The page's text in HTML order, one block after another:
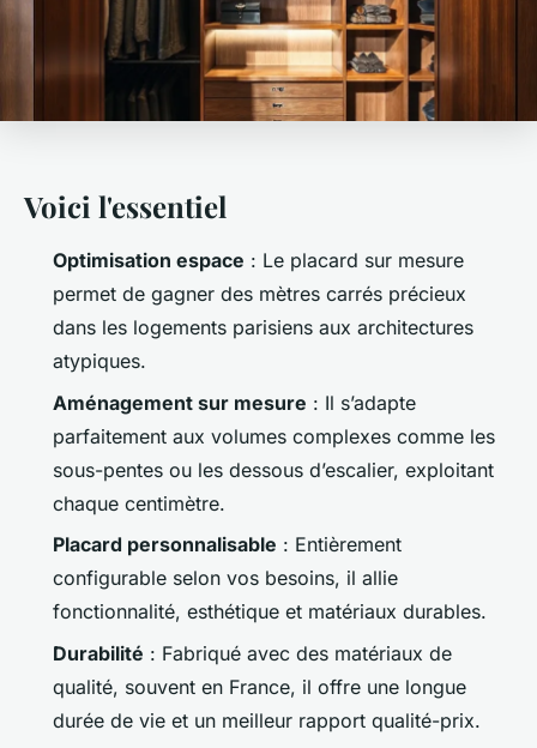
Voici l'essentiel
Optimisation espace : Le placard sur mesure
permet de gagner des mètres carrés précieux
dans les logements parisiens aux architectures
atypiques.
Aménagement sur mesure : Il s’adapte
parfaitement aux volumes complexes comme les
sous-pentes ou les dessous d’escalier, exploitant
chaque centimètre.
Placard personnalisable : Entièrement
configurable selon vos besoins, il allie
fonctionnalité, esthétique et matériaux durables.
Durabilité : Fabriqué avec des matériaux de
qualité, souvent en France, il offre une longue
durée de vie et un meilleur rapport qualité-prix.